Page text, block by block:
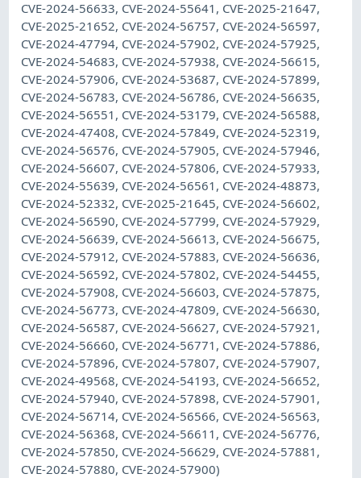
CVE-2024-56633, CVE-2024-55641, CVE-2025-21647,
CVE-2025-21652, CVE-2024-56757, CVE-2024-56597,
CVE-2024-47794, CVE-2024-57902, CVE-2024-57925,
CVE-2024-54683, CVE-2024-57938, CVE-2024-56615,
CVE-2024-57906, CVE-2024-53687, CVE-2024-57899,
CVE-2024-56783, CVE-2024-56786, CVE-2024-56635,
CVE-2024-56551, CVE-2024-53179, CVE-2024-56588,
CVE-2024-47408, CVE-2024-57849, CVE-2024-52319,
CVE-2024-56576, CVE-2024-57905, CVE-2024-57946,
CVE-2024-56607, CVE-2024-57806, CVE-2024-57933,
CVE-2024-55639, CVE-2024-56561, CVE-2024-48873,
CVE-2024-52332, CVE-2025-21645, CVE-2024-56602,
CVE-2024-56590, CVE-2024-57799, CVE-2024-57929,
CVE-2024-56639, CVE-2024-56613, CVE-2024-56675,
CVE-2024-57912, CVE-2024-57883, CVE-2024-56636,
CVE-2024-56592, CVE-2024-57802, CVE-2024-54455,
CVE-2024-57908, CVE-2024-56603, CVE-2024-57875,
CVE-2024-56773, CVE-2024-47809, CVE-2024-56630,
CVE-2024-56587, CVE-2024-56627, CVE-2024-57921,
CVE-2024-56660, CVE-2024-56771, CVE-2024-57886,
CVE-2024-57896, CVE-2024-57807, CVE-2024-57907,
CVE-2024-49568, CVE-2024-54193, CVE-2024-56652,
CVE-2024-57940, CVE-2024-57898, CVE-2024-57901,
CVE-2024-56714, CVE-2024-56566, CVE-2024-56563,
CVE-2024-56368, CVE-2024-56611, CVE-2024-56776,
CVE-2024-57850, CVE-2024-56629, CVE-2024-57881,
CVE-2024-57880, CVE-2024-57900)